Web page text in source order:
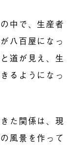
中で、生産者
八百屋になっ
道が見え、生
るようになっ
た関係は、現
風景を作って